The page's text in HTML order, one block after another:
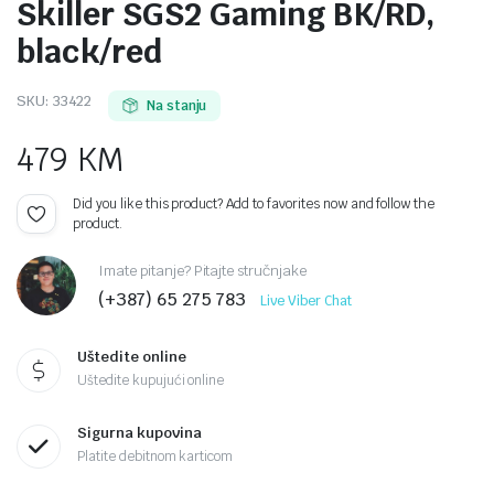
Skiller SGS2 Gaming BK/RD,
black/red
SKU: 33422 Na stanju
479 KM
Did you like this product? Add to favorites now and follow the
product.
Imate pitanje? Pitajte stručnjake
(+387) 65 275 783 Live Viber Chat
Uštedite online
Uštedite kupujući online
Sigurna kupovina
Platite debitnom karticom